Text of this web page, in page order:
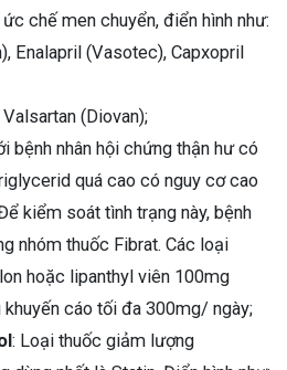
chế men chuyển, điển hình như:
Enalapril (Vasotec), Capxopril
(Diovan);
bệnh nhân hội chứng thận hư có
quá cao có nguy cơ cao
kiểm soát tình trạng này, bệnh
nhóm thuốc Fibrat. Các loại
hoặc lipanthyl viên 100mg
cáo tối đa 300mg/ ngày;
: Loại thuốc giảm lượng